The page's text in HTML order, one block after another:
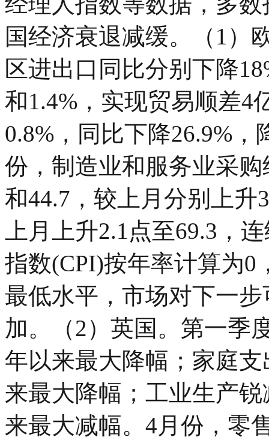
国经济衰退减缓。（1）
区进出口同比分别下降
和1.4%，实现贸易顺差4
0.8%，同比下降26.9%
份，制造业和服务业采
和44.7，较上月分别上升
上月上升2.1点至69.3，
指数(CPI)按年率计算为0
最低水平，市场对下一
加。（2）英国。第一季
年以来最大降幅；家庭
来最大降幅；工业生产
来最大减幅。4月份，零